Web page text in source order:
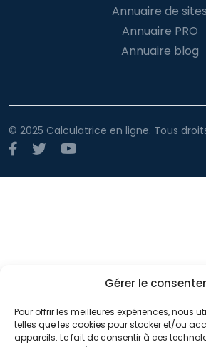
Gérer le
Pour offrir les meilleures expériences, nous
telles que les cookies pour stocker et/ou
appareils. Le fait de consentir à ces
Annuaire de sites
Annuaire PRO
Annuaire blog
© 2025 Calculatrice en ligne. Tous